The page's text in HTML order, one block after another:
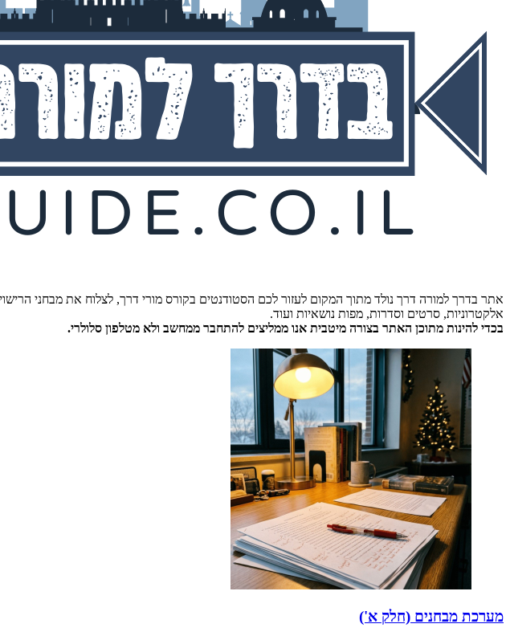
אתר בדרך למורה דרך נולד מתוך המקום לעזור לכם הסטודנטים בקורס מורי דרך, לצלוח את מבחני
אלקטרוניות, סרטים וסדרות, מפות נושאיות ועוד.
בכדי להינות מתוכן האתר בצורה מיטבית אנו ממליצים להתחבר ממחשב ולא מטלפון סלולרי.
מערכת מבחנים (חלק א')